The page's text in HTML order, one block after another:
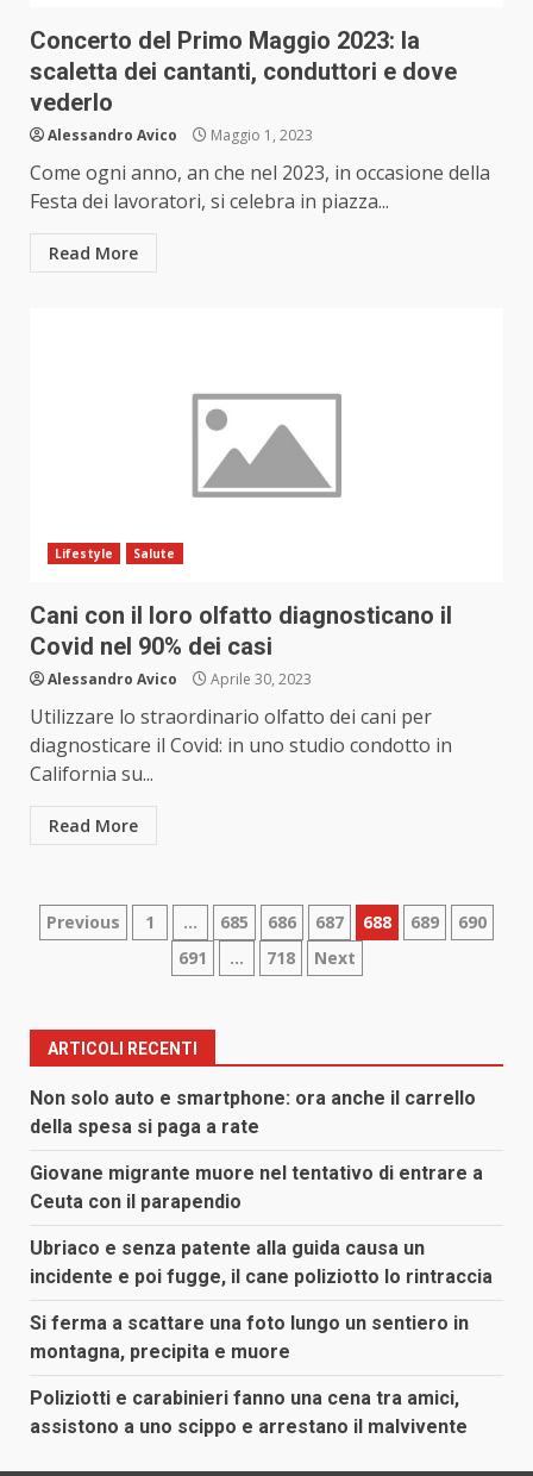
Concerto del Primo Maggio 2023: la
scaletta dei cantanti, conduttori e dove
vederlo
Alessandro Avico Maggio 1, 2023
Come ogni anno, an che nel 2023, in occasione della
Festa dei lavoratori, si celebra in piazza...
Read More
Lifestyle Salute
Cani con il loro olfatto diagnosticano il
Covid nel 90% dei casi
Alessandro Avico Aprile 30, 2023
Utilizzare lo straordinario olfatto dei cani per
diagnosticare il Covid: in uno studio condotto in
California su...
Read More
Paginazione
articoli
Previous 1 … 685 686 687 688 689
690
691
… 718 Next
ARTICOLI RECENTI
Non solo auto e smartphone: ora anche il carrello
della spesa si paga a rate
Giovane migrante muore nel tentativo di entrare a
Ceuta con il parapendio
Ubriaco e senza patente alla guida causa un
incidente e poi fugge, il cane poliziotto lo rintraccia
Si ferma a scattare una foto lungo un sentiero in
montagna, precipita e muore
Poliziotti e carabinieri fanno una cena tra amici,
assistono a uno scippo e arrestano il malvivente